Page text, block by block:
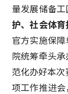
量发展储备
护、社会体
官方实施保
院统筹牵头
范化办好本
项工作推进